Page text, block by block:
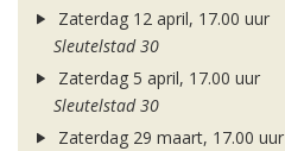
Zaterdag 12 april, 17.00 uur
Sleutelstad 30
Zaterdag 5 april, 17.00 uur
Sleutelstad 30
Zaterdag 29 maart, 17.00 uur